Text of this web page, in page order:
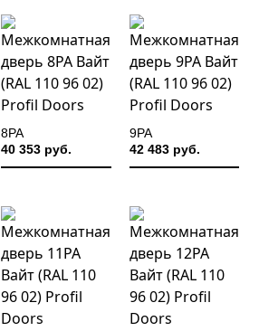
8PA
40 353 руб.
9PA
42 483 руб.